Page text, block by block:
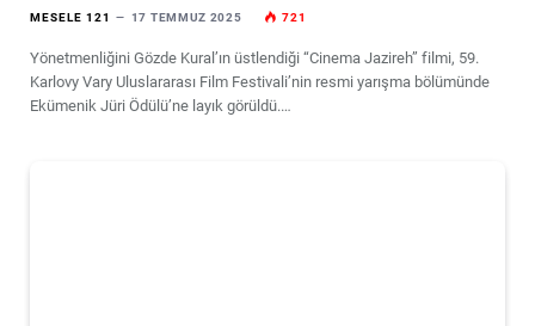
MESELE 121 17 TEMMUZ 2025 721
Yönetmenliğini Gözde Kural’ın üstlendiği “Cinema Jazireh” filmi, 59.
Karlovy Vary Uluslararası Film Festivali’nin resmi yarışma bölümünde
Ekümenik Jüri Ödülü’ne layık görüldü.…